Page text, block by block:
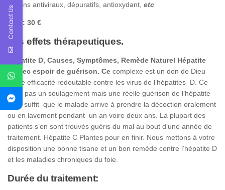
-Tanins antiviraux, dépuratifs, antioxydant, etc
Prix : 30 €
Les effets thérapeutiques.
Hépatite D, Causes, Symptômes, Remède Naturel Hépatite
D avec espoir de guérison. Ce complexe est un don de Dieu
d’une efficacité redoutable contre les virus de l’hépatites D. Ce
n’est pas un soulagement mais une réelle guérison de l’hépatite
D. Il suffit que le malade arrive à prendre la décoction oralement
ou en lavement pendant un an voire deux ans. La plupart des
patients s’en sont trouvés guéris du mal au bout d’une année de
traitement. Hépatite C Plantes pour en finir. Nous mettons à votre
disposition une bonne tisane et un bon remède contre l’hépatite D
et les maladies chroniques du foie.
Durée du traitement:
Contact Us